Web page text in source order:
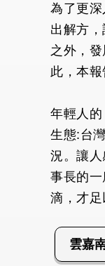
為了更
出解方
之外，
此，本
年輕人
生態:台
況。讓
事長的
滴，才
雲嘉